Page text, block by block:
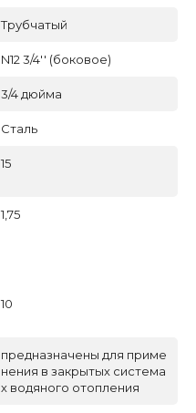
Трубчатый
N12 3/4'' (боковое)
3/4 дюйма
Сталь
15
1,75
10
предназначены для приме
нения в закрытых система
х водяного отопления